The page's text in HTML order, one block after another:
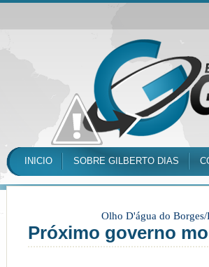
INICIO SOBRE GILBERTO DIAS
Olho D'água do
Próximo governo